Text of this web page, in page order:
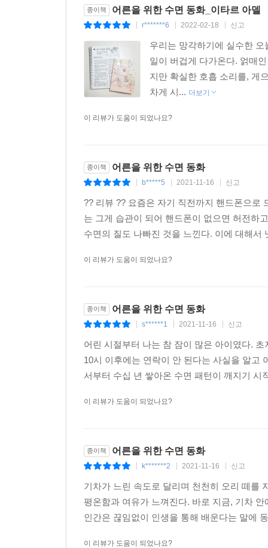
종이책 어른을 위한 수면 동화_이타르 아델
r*******6 2022-02-18 신고
우리는 망각하기에 실수한
일이 버겁게 다가온다. 얽매
지만 확실한 호흡 소리를, 게
차게 시... 더보기
이 리뷰가 도움이 되었나요?
종이책 어른을 위한 수면 동화
b*****5 2021-11-16 신고
?? 리뷰 ?? 요즘은 자기 직전까지 핸드폰으로
는 그게 습관이 되어 핸드폰이 없으면 허전하
수면의 질도 나빠진 것을 느낀다. 이에 대해
이 리뷰가 도움이 되었나요?
종이책 어른을 위한 수면 동화
s******1 2021-11-16 신고
어린 시절부터 나는 참 잠이 많은 아이였다.
10시 이후에는 연락이 안 된다는 사실을 알고
서부터 수십 년 쌓아온 수면 패턴이 깨지기
이 리뷰가 도움이 되었나요?
종이책 어른을 위한 수면 동화
k*******2 2021-11-16 신고
기차가 느린 속도로 달리며 천천히 오리 떼를
평온함과 여유가 느껴진다. 바로 지금, 기차
인간은 끊임없이 인생을 통해 배운다는 말에
이 리뷰가 도움이 되었나요?